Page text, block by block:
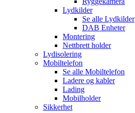
Lydkilder
Se alle Lydkilder
DAB Enheter
Montering
Nettbrett holder
Lydisolering
Mobiltelefon
Se alle Mobiltelefon
Ladere og kabler
Lading
Mobilholder
Sikkerhet